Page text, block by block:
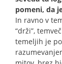
pomeni, da
In ravno v
“drži”,
temeljih je